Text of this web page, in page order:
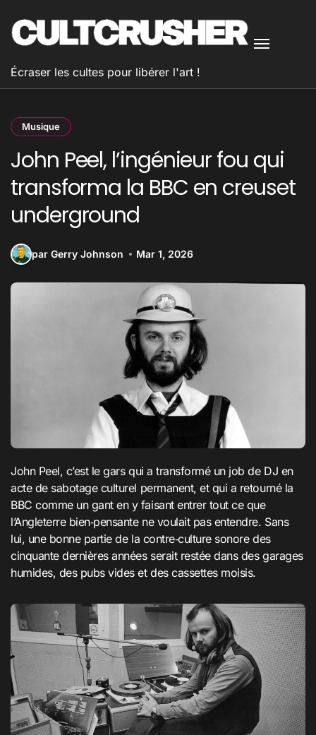
contenu
Écraser les cultes pour libérer l'art !
Musique
John Peel, l’ingénieur fou qui
transforma la BBC en creuset
underground
par Gerry Johnson Mar 1, 2026
John Peel, c’est le gars qui a transformé un job de DJ en
acte de sabotage culturel permanent, et qui a retourné la
BBC comme un gant en y faisant entrer tout ce que
l’Angleterre bien‑pensante ne voulait pas entendre. Sans
lui, une bonne partie de la contre‑culture sonore des
cinquante dernières années serait restée dans des garages
humides, des pubs vides et des cassettes moisis.